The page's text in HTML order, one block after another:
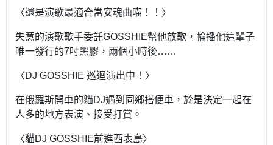
〈還是演歌最適合當安魂曲喵！！〉
失意的演歌歌手委託GOSSHIE幫他放歌，輪播他這輩子
唯一發行的7吋黑膠，兩個小時後……
〈DJ GOSSHIE 巡迴演出中！〉
在俄羅斯開車的貓DJ遇到同鄉搭便車，於是決定一起在
人多的地方表演、接受打賞。
〈貓DJ GOSSHIE前進西表島〉